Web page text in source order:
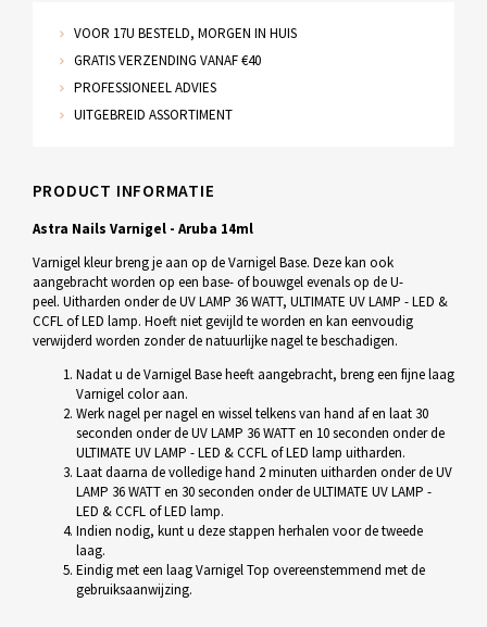
VOOR 17U BESTELD, MORGEN IN HUIS
GRATIS VERZENDING VANAF €40
PROFESSIONEEL ADVIES
UITGEBREID ASSORTIMENT
PRODUCT INFORMATIE
Astra Nails Varnigel - Aruba 14ml
Varnigel kleur breng je aan op de Varnigel Base. Deze kan ook
aangebracht worden op een base- of bouwgel evenals op de U-
peel. Uitharden onder de UV LAMP 36 WATT, ULTIMATE UV LAMP - LED &
CCFL of LED lamp. Hoeft niet gevijld te worden en kan eenvoudig
verwijderd worden zonder de natuurlijke nagel te beschadigen.
Nadat u de Varnigel Base heeft aangebracht, breng een fijne laag
Varnigel color aan.
Werk nagel per nagel en wissel telkens van hand af en laat 30
seconden onder de UV LAMP 36 WATT en 10 seconden onder de
ULTIMATE UV LAMP - LED & CCFL of LED lamp uitharden.
Laat daarna de volledige hand 2 minuten uitharden onder de UV
LAMP 36 WATT en 30 seconden onder de ULTIMATE UV LAMP -
LED & CCFL of LED lamp.
Indien nodig, kunt u deze stappen herhalen voor de tweede
laag.
Eindig met een laag Varnigel Top overeenstemmend met de
gebruiksaanwijzing.